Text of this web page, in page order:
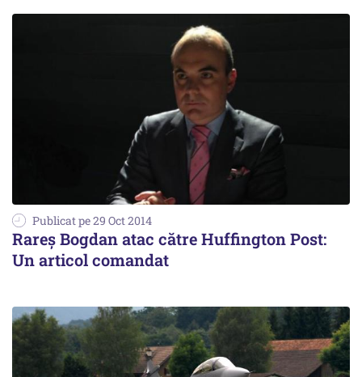
Publicat pe 29 Oct 2014
Rareș Bogdan atac către Huffington Post:
Un articol comandat